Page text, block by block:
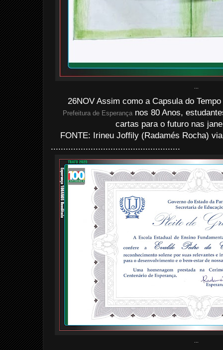
26NOV Assim como a Capsula do
Prefeitura de Esperança nos 80 Anos,
cartas para o futuro nas
FONTE: Irineu Joffily (Radamés Rocha)
....................................................